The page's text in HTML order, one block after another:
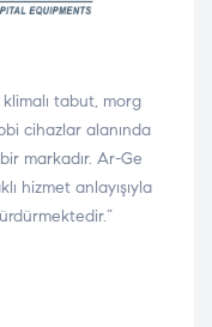
klimalı tabut, morg
cihazlar alanında
markadır. Ar-Ge
hizmet anlayışıyla